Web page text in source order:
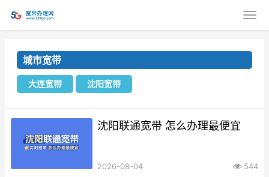
城市宽带
大连宽带 沈阳宽带
沈阳联通宽带 怎么办理最便宜
2026-08-04 544